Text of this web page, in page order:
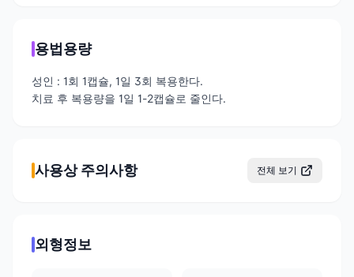
용법용량
성인 : 1회 1캡슐, 1일 3회 복용한다.
치료 후 복용량을 1일 1-2캡슐로 줄인다.
사용상 주의사항 전체 보기
외형정보